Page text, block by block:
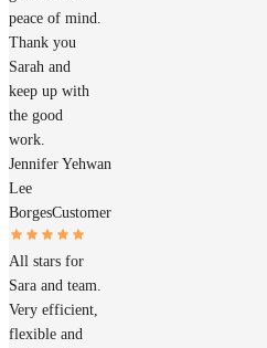
peace of mind.
Thank you
Sarah and
keep up with
the good
work.
Jennifer Yehwan
Lee
BorgesCustomer
All stars for
Sara and team.
Very efficient,
flexible and